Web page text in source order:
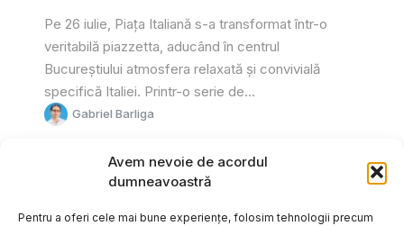
Avem nevoie de acordul
dumneavoastră
Pentru a oferi cele mai bune experiențe, folosim tehnologii precum
Pe 26 iulie, Piața Italiană s-a transformat într-o
veritabilă piazzetta, aducând în centrul
Bucureștiului atmosfera relaxată și convivială
specifică Italiei. Printr-o serie de...
Gabriel Barliga